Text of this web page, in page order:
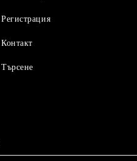
Регистрация
Контакт
Търсене